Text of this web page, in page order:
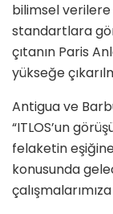
bilimsel
standartlara
çıtanın Paris
yükseğe
Antigua ve
“ITLOS’un
felaketin
konusunda